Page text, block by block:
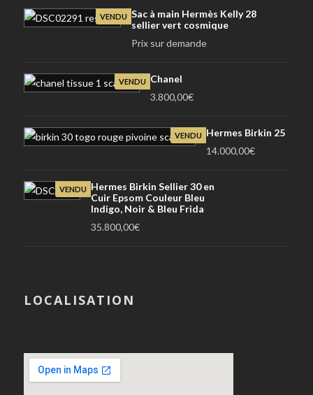
VENDU Sac à main Hermès Kelly 28
sellier vert cosmique
Prix sur demande
VENDU
Chanel
3.800,00€
VENDU
Hermes Birkin 25
14.000,00€
VENDU
Hermes Birkin Sellier 30 en
Cuir Epsom Couleur Bleu
Indigo, Noir & Bleu Frida
35.800,00€
LOCALISATION